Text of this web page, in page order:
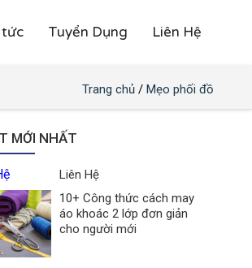
tức Tuyển Dụng Liên Hệ
Trang chủ / Mẹo phối đồ
MỚI NHẤT
Liên Hệ
10+ Công thức cách may
áo khoác 2 lớp đơn giản
cho người mới